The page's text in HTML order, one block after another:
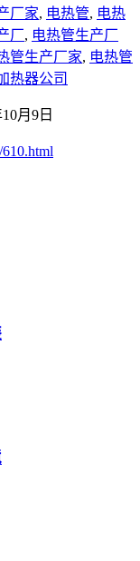
厂家, 电热管, 电热
厂, 电热管生产厂
管生产厂家, 电热管
热器公司
月9日